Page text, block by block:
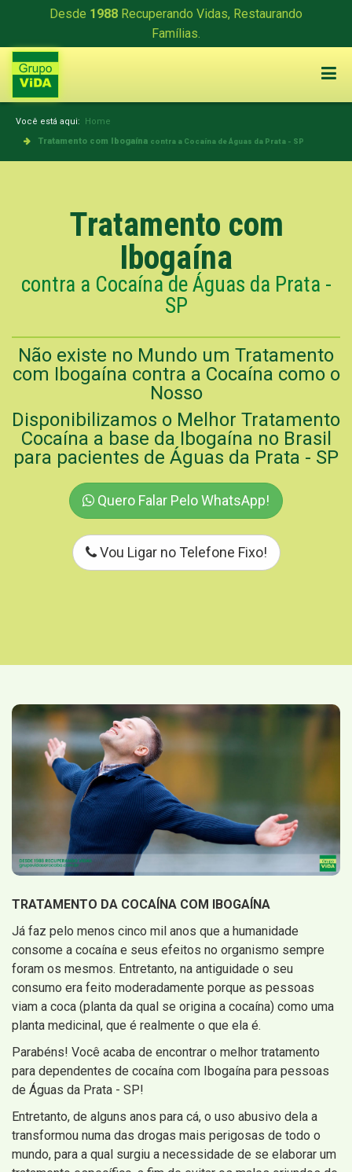
Desde 1988 Recuperando Vidas, Restaurando
Famílias.
Você está aqui: Home
Tratamento com Ibogaína contra a Cocaína de Águas da Prata - SP
Tratamento com
Ibogaína
contra a Cocaína de Águas da Prata -
SP
Não existe no Mundo um Tratamento
com Ibogaína contra a Cocaína como o
Nosso
Disponibilizamos o Melhor Tratamento
Cocaína a base da Ibogaína no Brasil
para pacientes de Águas da Prata - SP
Quero Falar Pelo WhatsApp!
Vou Ligar no Telefone Fixo!
TRATAMENTO DA COCAÍNA COM IBOGAÍNA
Já faz pelo menos cinco mil anos que a humanidade
consome a cocaína e seus efeitos no organismo sempre
foram os mesmos. Entretanto, na antiguidade o seu
consumo era feito moderadamente porque as pessoas
viam a coca (planta da qual se origina a cocaína) como uma
planta medicinal, que é realmente o que ela é.
Parabéns! Você acaba de encontrar o melhor tratamento
para dependentes de cocaína com Ibogaína para pessoas
de Águas da Prata - SP!
Entretanto, de alguns anos para cá, o uso abusivo dela a
transformou numa das drogas mais perigosas de todo o
mundo, para a qual surgiu a necessidade de se elaborar um